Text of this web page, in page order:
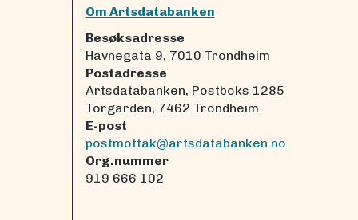
Om Artsdatabanken
Besøksadresse
Havnegata 9, 7010 Trondheim
Postadresse
Artsdatabanken, Postboks 1285
Torgarden, 7462 Trondheim
E-post
postmottak@artsdatabanken.no
Org.nummer
919 666 102